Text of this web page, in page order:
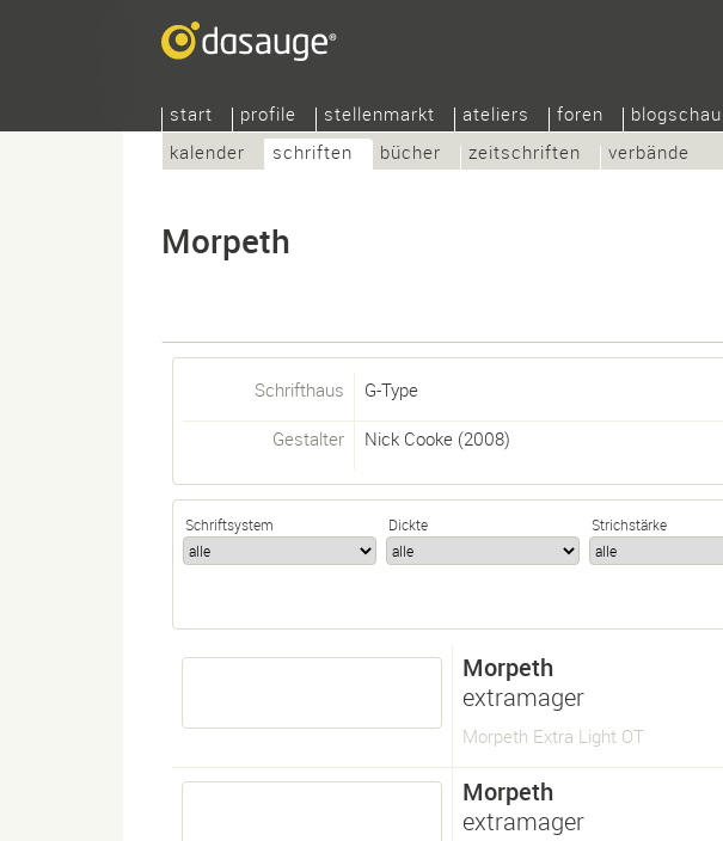
start profile stellenmarkt ateliers foren blogschau
kalender
schriften bücher zeitschriften verbände
Morpeth
Schrifthaus G-Type
Gestalter Nick Cooke(2008)
Schriftsystem Dickte Strichstärke
Morpeth
extramager
Morpeth Extra Light OT
Morpeth
extramager